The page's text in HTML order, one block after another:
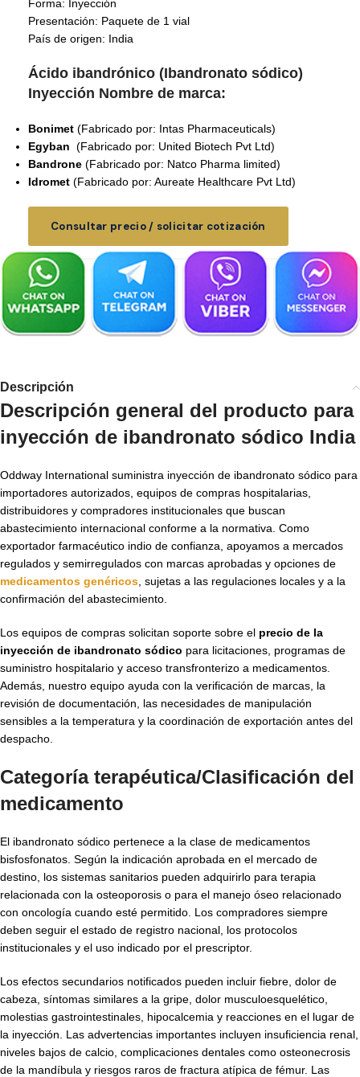
Forma: Inyección
Presentación: Paquete de 1 vial
País de origen: India
Ácido ibandrónico (Ibandronato sódico)
Inyección Nombre de marca:
Bonimet (Fabricado por: Intas Pharmaceuticals)
Egyban (Fabricado por: United Biotech Pvt Ltd)
Bandrone (Fabricado por: Natco Pharma limited)
Idromet (Fabricado por: Aureate Healthcare Pvt Ltd)
Consultar precio / solicitar cotización
Descripción
Descripción general del producto para
inyección de ibandronato sódico India
Oddway International suministra inyección de ibandronato sódico para
importadores autorizados, equipos de compras hospitalarias,
distribuidores y compradores institucionales que buscan
abastecimiento internacional conforme a la normativa. Como
exportador farmacéutico indio de confianza, apoyamos a mercados
regulados y semirregulados con marcas aprobadas y opciones de
medicamentos genéricos , sujetas a las regulaciones locales y a la
confirmación del abastecimiento.
Los equipos de compras solicitan soporte sobre el precio de la
inyección de ibandronato sódico para licitaciones, programas de
suministro hospitalario y acceso transfronterizo a medicamentos.
Además, nuestro equipo ayuda con la verificación de marcas, la
revisión de documentación, las necesidades de manipulación
sensibles a la temperatura y la coordinación de exportación antes del
despacho.
Categoría terapéutica/Clasificación del
medicamento
El ibandronato sódico pertenece a la clase de medicamentos
bisfosfonatos. Según la indicación aprobada en el mercado de
destino, los sistemas sanitarios pueden adquirirlo para terapia
relacionada con la osteoporosis o para el manejo óseo relacionado
con oncología cuando esté permitido. Los compradores siempre
deben seguir el estado de registro nacional, los protocolos
institucionales y el uso indicado por el prescriptor.
Los efectos secundarios notificados pueden incluir fiebre, dolor de
cabeza, síntomas similares a la gripe, dolor musculoesquelético,
molestias gastrointestinales, hipocalcemia y reacciones en el lugar de
la inyección. Las advertencias importantes incluyen insuficiencia renal,
niveles bajos de calcio, complicaciones dentales como osteonecrosis
de la mandíbula y riesgos raros de fractura atípica de fémur. Las